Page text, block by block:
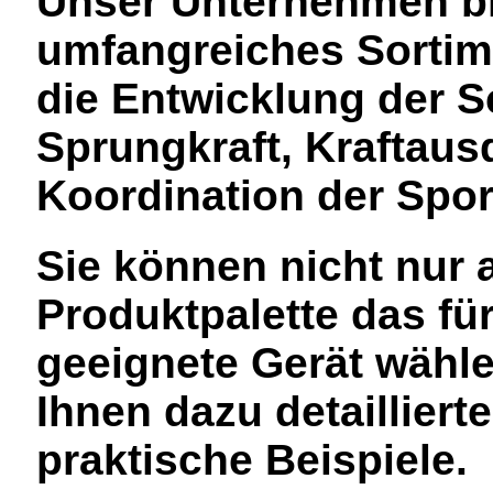
umfangreiches
die Entwicklung der
Sprungkraft,
Koordination der
Sie können nicht nur
Produktpalette das
geeignete Gerät
Ihnen dazu
praktische Beispiele.